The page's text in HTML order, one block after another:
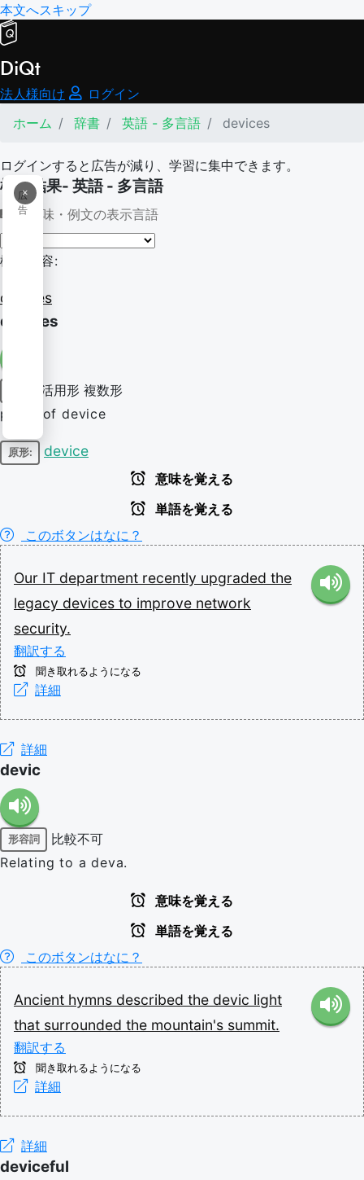
本文へスキップ
DiQt
法人様向け
ログイン
ホーム
辞書 英語 - 多言語 devices
ログインすると広告が減り、学習に集中できます。
×
広
告
検索結果- 英語 - 多言語
意味・例文の表示言語
検索内容:
devices
devices
活用形 複数形
plural of device
原形: device
意味を覚える
単語を覚える
このボタンはなに？
Our IT department recently upgraded the
legacy devices to improve network
security.
翻訳する
聞き取れるようになる
詳細
詳細
devic
形容詞
比較不可
Relating to a deva.
意味を覚える
単語を覚える
このボタンはなに？
Ancient hymns described the devic light
that surrounded the mountain's summit.
翻訳する
聞き取れるようになる
詳細
詳細
deviceful